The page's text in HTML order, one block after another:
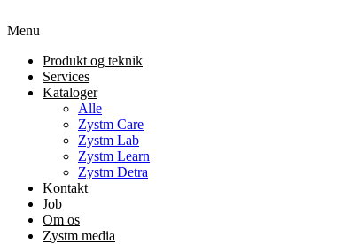
Menu
Produkt og teknik
Services
Kataloger
Alle
Zystm Care
Zystm Lab
Zystm Learn
Zystm Detra
Kontakt
Job
Om os
Zystm media